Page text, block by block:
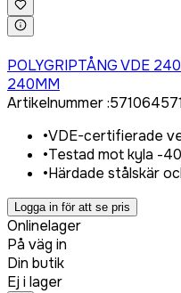
POLYGRIPTÅNG VDE
240MM
Artikelnummer:571064
•VDE-certifierade
•Testad mot kyla -
•Härdade stålskär
Logga in för att se pris
Onlinelager
På väg in
Din butik
Ej i lager